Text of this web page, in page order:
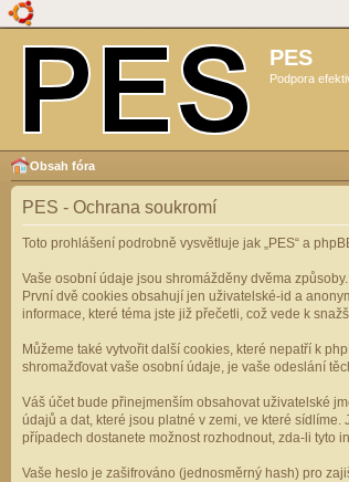
PES
Podpora
Obsah fóra
PES - Ochrana soukromí
Toto prohlášení podrobně vysvětluje jak „PES“ a
Vaše osobní údaje jsou shromážděny dvěma
První dvě cookies obsahují jen uživatelské-id a
informace, které téma jste již přečetli, což vede k
Můžeme také vytvořit další cookies, které nepatří k
shromažďovat vaše osobní údaje, je vaše odeslání
Váš účet bude přinejmenším obsahovat uživatelské
údajů a dat, které jsou platné v zemi, ve které
případech dostanete možnost rozhodnout, zda-li tyto
Vaše heslo je zašifrováno (jednosměrný hash) pro